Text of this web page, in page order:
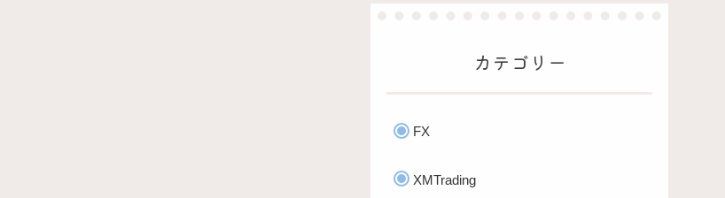
カテゴリー
FX
XMTrading